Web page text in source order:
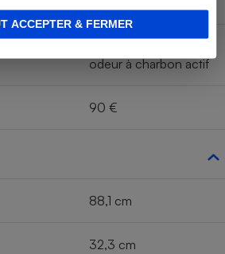
ACCEPTER & FERMER
odeur à charbon actif
90 €
88,1 cm
32,3 cm